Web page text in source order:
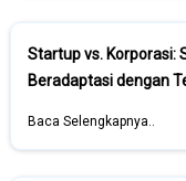
Startup vs. Korporasi:
Beradaptasi dengan
Baca Selengkapnya..